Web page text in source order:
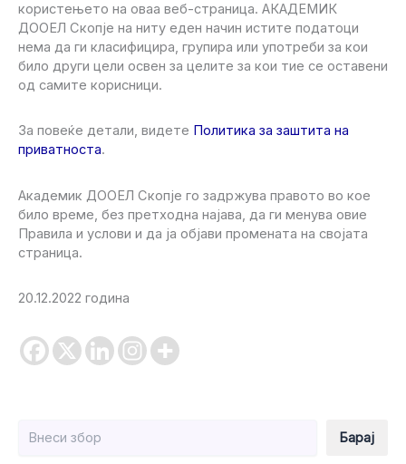
користењето на оваа веб-страница. АКАДЕМИК
ДООЕЛ Скопје на ниту еден начин истите податоци
нема да ги класифицира, групира или употреби за кои
било други цели освен за целите за кои тие се оставени
од самите корисници.
За повеќе детали, видете Политика за заштита на
приватноста.
Академик ДООЕЛ Скопје го задржува правото во кое
било време, без претходна најава, да ги менува овие
Правила и услови и да ја објави промената на својата
страница.
20.12.2022 година
Барај